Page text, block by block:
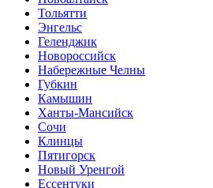
Тольятти
Энгельс
Геленджик
Новороссийск
Набережные Челны
Губкин
Камышин
Ханты-Мансийск
Сочи
Клинцы
Пятигорск
Новый Уренгой
Ессентуки